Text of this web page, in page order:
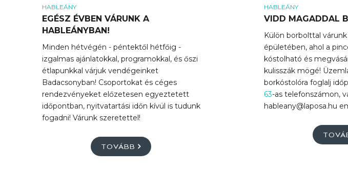
HABLEÁNY
EGÉSZ ÉVBEN VÁRUNK A
HABLEÁNYBAN!
Minden hétvégén - péntektől hétfőig -
izgalmas ajánlatokkal, programokkal, és őszi
étlapunkkal várjuk vendégeinket
Badacsonyban! Csoportokat és céges
rendezvényeket előzetesen egyeztetett
időpontban, nyitvatartási időn kívül is tudunk
fogadni! Várunk szeretettel!
TOVÁBB
HABLEÁNY
VIDD MAGADDAL
Külön borbolttal
épületében, ahol a
kóstolható és
kulisszák mögé!
borkóstolóra foglalj
63-as telefonszámon,
hableany@laposa.hu